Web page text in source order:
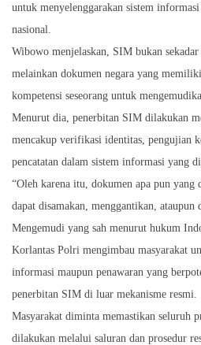
untuk menyelenggarakan sistem
nasional.
Wibowo menjelaskan, SIM bukan
melainkan dokumen negara yang
kompetensi seseorang untuk
Menurut dia, penerbitan SIM dilakukan
mencakup verifikasi identitas, pengujian
pencatatan dalam sistem informasi yang
“Oleh karena itu, dokumen apa pun
dapat disamakan, menggantikan, ataupun
Mengemudi yang sah menurut hukum
Korlantas Polri mengimbau masyarakat
informasi maupun penawaran yang
penerbitan SIM di luar mekanisme resmi.
Masyarakat diminta memastikan seluruh
dilakukan melalui saluran dan prosedur